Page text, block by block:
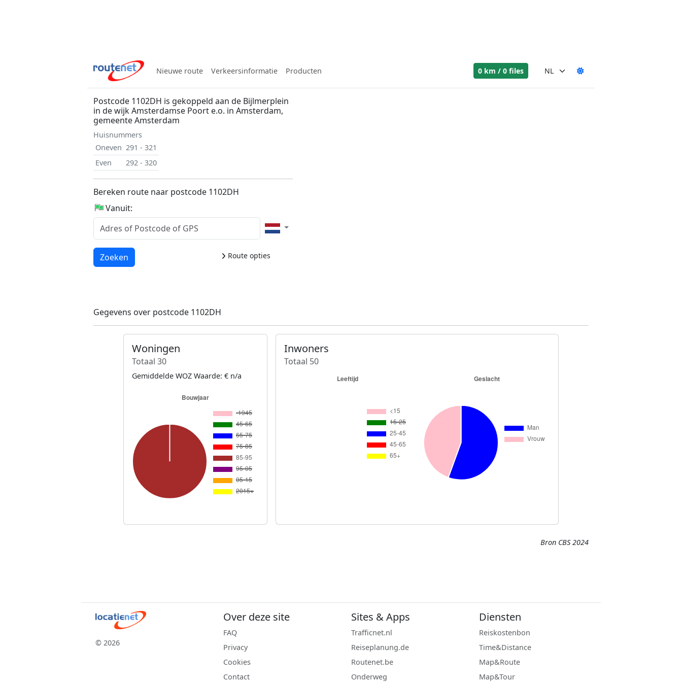
Nieuwe route Verkeersinformatie Producten 0 km / 0 files
Postcode 1102DH is gekoppeld aan de Bijlmerplein
in de wijk Amsterdamse Poort e.o. in Amsterdam,
gemeente Amsterdam
Huisnummers
Oneven 291 - 321
Even
292 - 320
Bereken route naar postcode 1102DH
Vanuit:
Route opties
Laden...
Zoeken
Gegevens over postcode 1102DH
Woningen
Totaal 30
Gemiddelde WOZ Waarde: € n/a
Inwoners
Totaal 50
Bron CBS 2024
© 2026
Over deze site
FAQ
Privacy
Cookies
Contact
Sites & Apps
Trafficnet.nl
Reiseplanung.de
Routenet.be
Onderweg
Diensten
Reiskostenbon
Time&Distance
Map&Route
Map&Tour